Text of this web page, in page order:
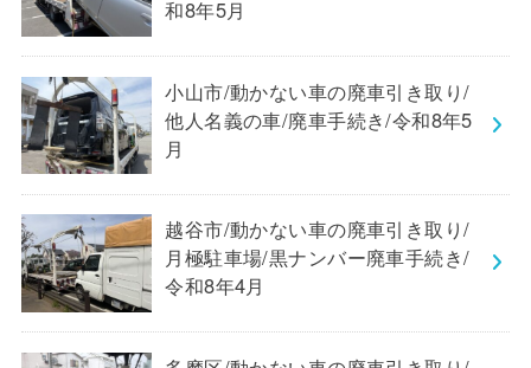
和8年5月
小山市/動かない車の廃車引き取り/
他人名義の車/廃車手続き/令和8年5
月
越谷市/動かない車の廃車引き取り/
月極駐車場/黒ナンバー廃車手続き/
令和8年4月